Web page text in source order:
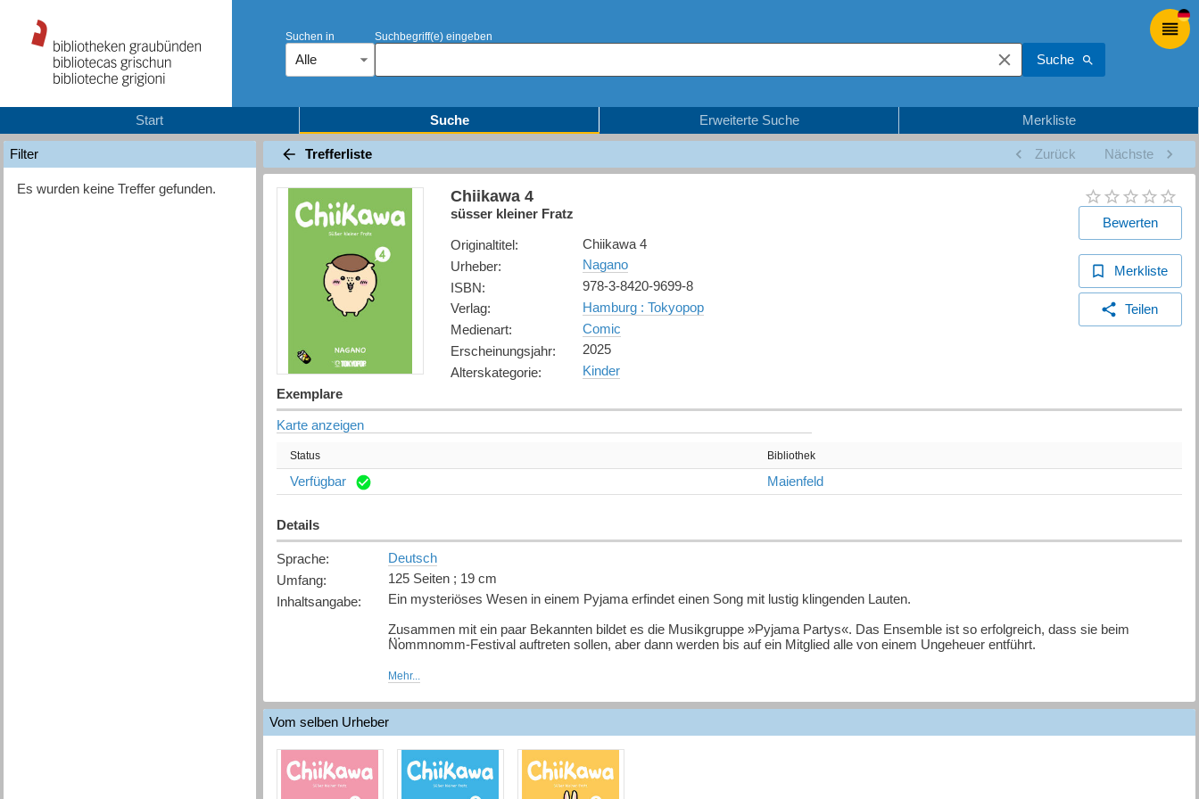
Suchen in
Alle
Suchbegriff(e) eingeben
Suche
Start Suche Erweiterte Suche Merkliste
Filter
Es wurden keine Treffer gefunden.
Trefferliste Zurück Nächste
Chiikawa 4
süsser kleiner Fratz
Originaltitel:
Chiikawa 4
Urheber:
Nagano
ISBN:
978-3-8420-9699-8
Verlag:
Hamburg : Tokyopop
Medienart:
Comic
Erscheinungsjahr:
2025
Alterskategorie: Kinder
Bewerten
Merkliste
Teilen
Exemplare
Karte anzeigen
Status Bibliothek
Verfügbar Maienfeld
Details
Sprache:
Deutsch
Umfang:
125 Seiten ; 19 cm
Inhaltsangabe:
Ein mysteriöses Wesen in einem Pyjama erfindet einen Song mit lustig klingenden Lauten.
Zusammen mit ein paar Bekannten bildet es die Musikgruppe »Pyjama Partys«. Das Ensemble ist so erfolgreich, dass sie beim
Nommnomm-Festival auftreten sollen, aber dann werden bis auf ein Mitglied alle von einem Ungeheuer entführt.
Ob Chiikawa und Co. helfen können ...?
Mehr...
Vom selben Urheber